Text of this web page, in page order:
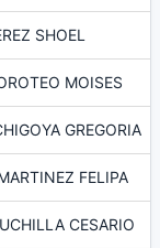
SHOEL
MOISES
GREGORIA
FELIPA
CESARIO